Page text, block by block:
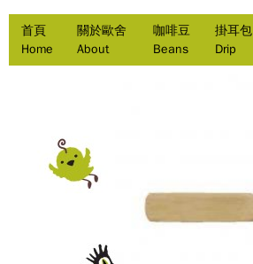
首頁
Home
關於歐舍
About
咖啡豆
Beans
掛耳包
Drip